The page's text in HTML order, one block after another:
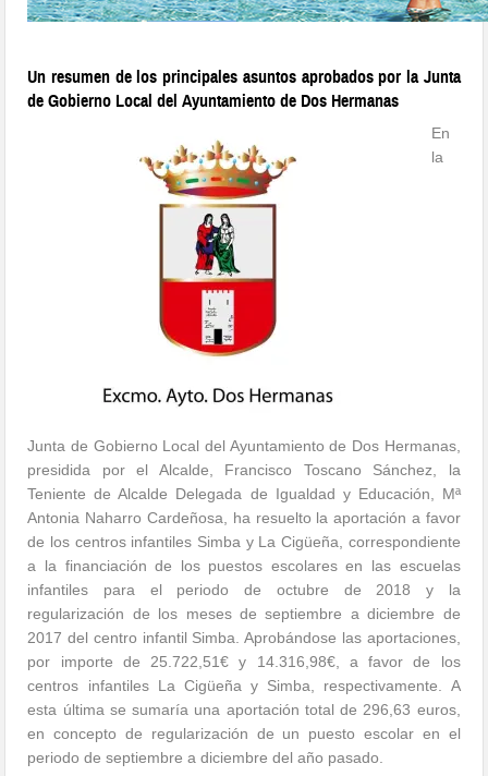
Un resumen de los principales asuntos aprobados por la Junta
de Gobierno Local del Ayuntamiento de Dos Hermanas
En
la
Junta de Gobierno Local del Ayuntamiento de Dos Hermanas,
presidida por el Alcalde, Francisco Toscano Sánchez, la
Teniente de Alcalde Delegada de Igualdad y Educación, Mª
Antonia Naharro Cardeñosa, ha resuelto la aportación a favor
de los centros infantiles Simba y La Cigüeña, correspondiente
a la financiación de los puestos escolares en las escuelas
infantiles para el periodo de octubre de 2018 y la
regularización de los meses de septiembre a diciembre de
2017 del centro infantil Simba. Aprobándose las aportaciones,
por importe de 25.722,51€ y 14.316,98€, a favor de los
centros infantiles La Cigüeña y Simba, respectivamente. A
esta última se sumaría una aportación total de 296,63 euros,
en concepto de regularización de un puesto escolar en el
periodo de septiembre a diciembre del año pasado.